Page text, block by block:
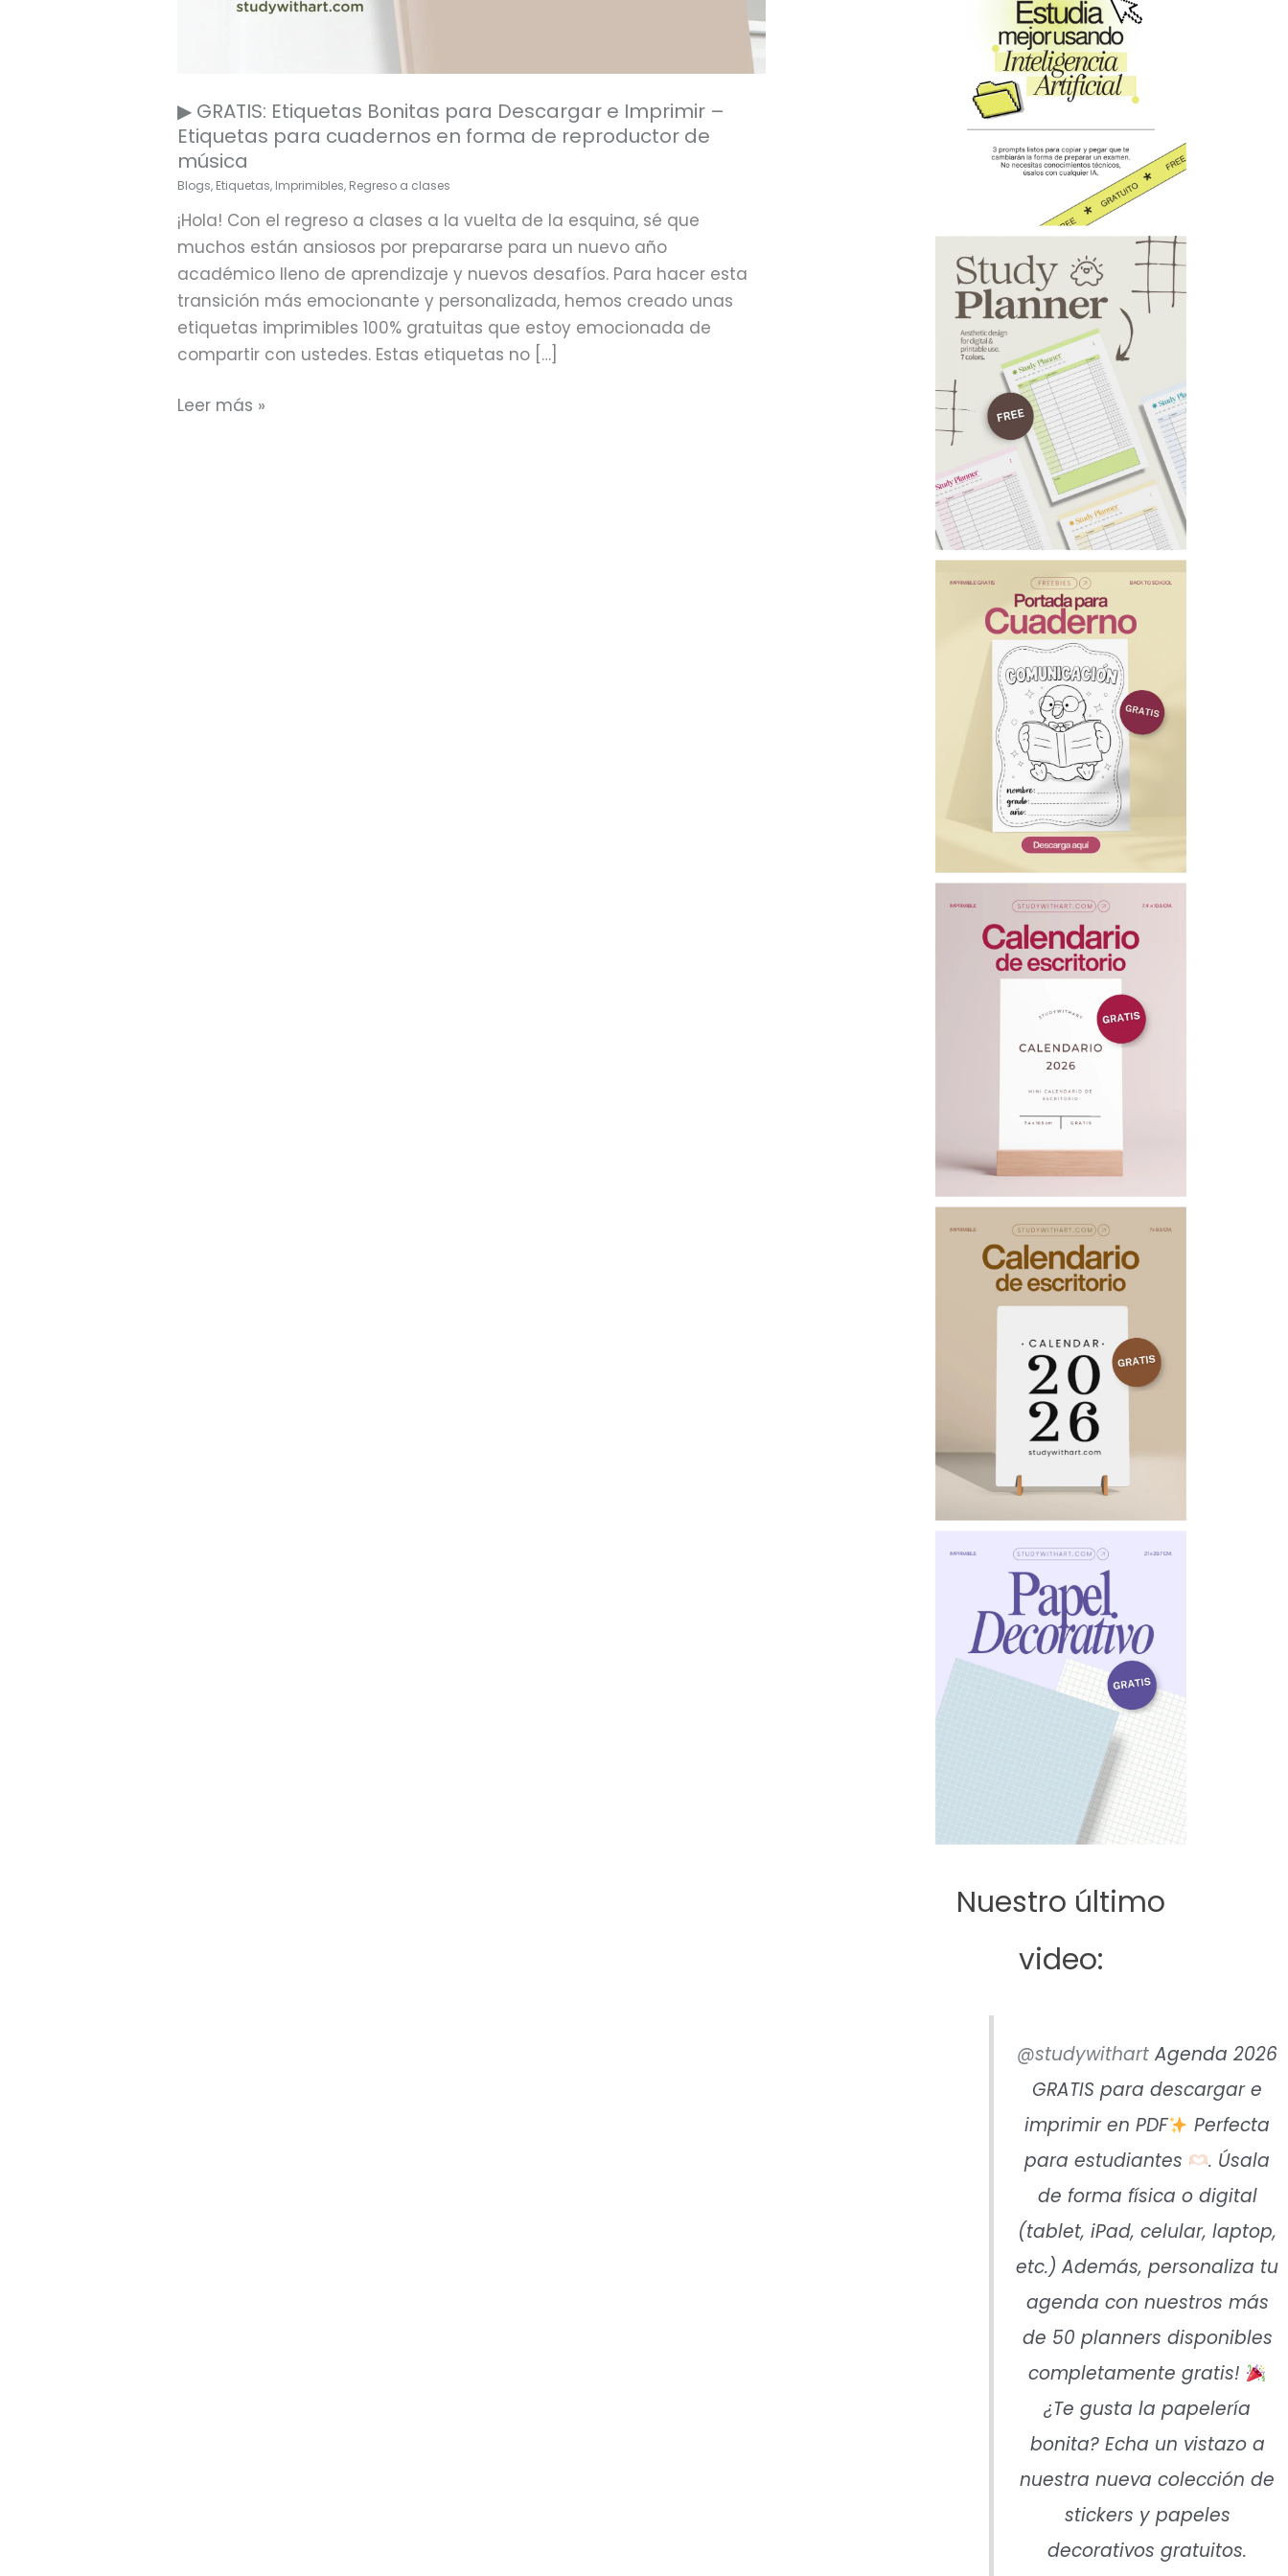
▶ GRATIS: Etiquetas Bonitas para Descargar e Imprimir –
Etiquetas para cuadernos en forma de reproductor de
música
Blogs, Etiquetas, Imprimibles, Regreso a clases
¡Hola! Con el regreso a clases a la vuelta de la esquina, sé que
muchos están ansiosos por prepararse para un nuevo año
académico lleno de aprendizaje y nuevos desafíos. Para hacer esta
transición más emocionante y personalizada, hemos creado unas
etiquetas imprimibles 100% gratuitas que estoy emocionada de
compartir con ustedes. Estas etiquetas no […]
Leer más »
Nuestro último
video:
@studywithart Agenda 2026
GRATIS para descargar e
imprimir en PDF
Perfecta
para estudiantes
. Úsala
de forma física o digital
(tablet, iPad, celular, laptop,
etc.) Además, personaliza tu
agenda con nuestros más
de 50 planners disponibles
completamente gratis!
¿Te gusta la papelería
bonita? Echa un vistazo a
nuestra nueva colección de
stickers y papeles
decorativos gratuitos.